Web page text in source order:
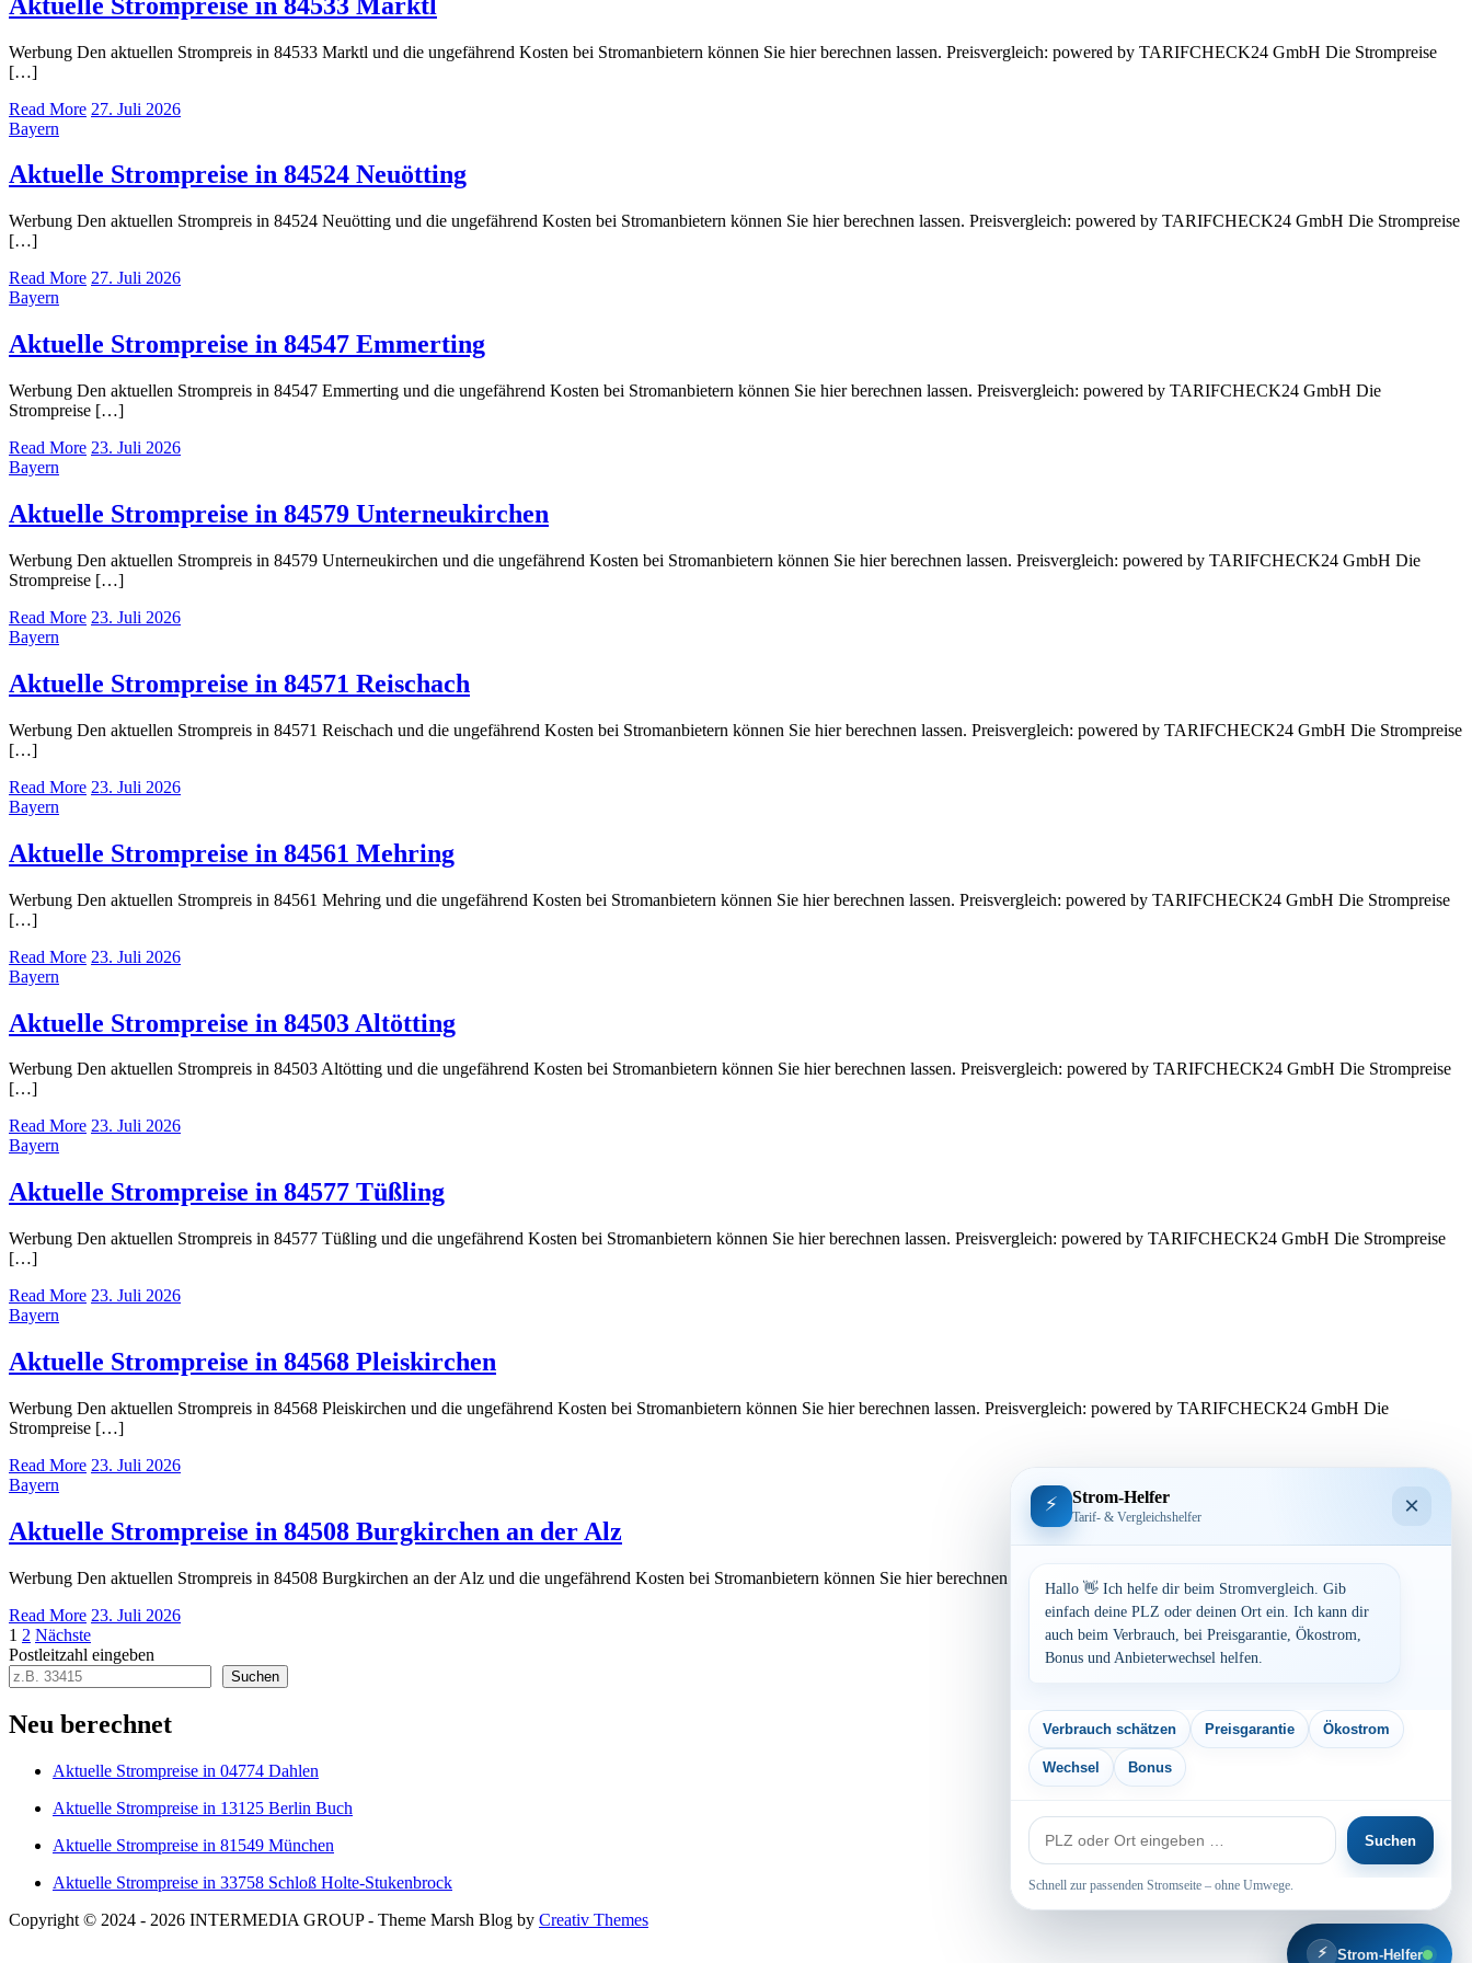
Werbung Den aktuellen Strompreis in 84533 Marktl und die ungefährend Kosten bei Stromanbietern können Sie hier berechnen lassen. Preisvergleich: powered by TARIFCHECK24 GmbH Die Strompreise
[…]
Read More 27. Juli 2026
Bayern
Aktuelle Strompreise in 84524 Neuötting
Werbung Den aktuellen Strompreis in 84524 Neuötting und die ungefährend Kosten bei Stromanbietern können Sie hier berechnen lassen. Preisvergleich: powered by TARIFCHECK24 GmbH Die Strompreise
[…]
Read More 27. Juli 2026
Bayern
Aktuelle Strompreise in 84547 Emmerting
Werbung Den aktuellen Strompreis in 84547 Emmerting und die ungefährend Kosten bei Stromanbietern können Sie hier berechnen lassen. Preisvergleich: powered by TARIFCHECK24 GmbH Die
Strompreise […]
Read More 23. Juli 2026
Bayern
Aktuelle Strompreise in 84579 Unterneukirchen
Werbung Den aktuellen Strompreis in 84579 Unterneukirchen und die ungefährend Kosten bei Stromanbietern können Sie hier berechnen lassen. Preisvergleich: powered by TARIFCHECK24 GmbH Die
Strompreise […]
Read More 23. Juli 2026
Bayern
Aktuelle Strompreise in 84571 Reischach
Werbung Den aktuellen Strompreis in 84571 Reischach und die ungefährend Kosten bei Stromanbietern können Sie hier berechnen lassen. Preisvergleich: powered by TARIFCHECK24 GmbH Die Strompreise
[…]
Read More 23. Juli 2026
Bayern
Aktuelle Strompreise in 84561 Mehring
Werbung Den aktuellen Strompreis in 84561 Mehring und die ungefährend Kosten bei Stromanbietern können Sie hier berechnen lassen. Preisvergleich: powered by TARIFCHECK24 GmbH Die Strompreise
[…]
Read More 23. Juli 2026
Bayern
Aktuelle Strompreise in 84503 Altötting
Werbung Den aktuellen Strompreis in 84503 Altötting und die ungefährend Kosten bei Stromanbietern können Sie hier berechnen lassen. Preisvergleich: powered by TARIFCHECK24 GmbH Die Strompreise
[…]
Read More 23. Juli 2026
Bayern
Aktuelle Strompreise in 84577 Tüßling
Werbung Den aktuellen Strompreis in 84577 Tüßling und die ungefährend Kosten bei Stromanbietern können Sie hier berechnen lassen. Preisvergleich: powered by TARIFCHECK24 GmbH Die Strompreise
[…]
Read More 23. Juli 2026
Bayern
Aktuelle Strompreise in 84568 Pleiskirchen
Werbung Den aktuellen Strompreis in 84568 Pleiskirchen und die ungefährend Kosten bei Stromanbietern können Sie hier berechnen lassen. Preisvergleich: powered by TARIFCHECK24 GmbH Die
Strompreise […]
Read More 23. Juli 2026
Bayern
Aktuelle Strompreise in 84508 Burgkirchen an der Alz
Werbung Den aktuellen Strompreis in 84508 Burgkirchen an der Alz und die ungefährend Kosten bei Stromanbietern können Sie hier berechnen lassen. Preisvergleich: powered by TARIFCHECK24 […]
Read More 23. Juli 2026
Seitennummerierung
der
Beiträge
1 2 Nächste
Postleitzahl eingeben
Suchen
Neu berechnet
Aktuelle Strompreise in 04774 Dahlen
Aktuelle Strompreise in 13125 Berlin Buch
Aktuelle Strompreise in 81549 München
Aktuelle Strompreise in 33758 Schloß Holte-Stukenbrock
Copyright © 2024 - 2026 INTERMEDIA GROUP - Theme Marsh Blog by Creativ Themes
⚡ Strom-Helfer
⚡ Strom-Helfer
Tarif- & Vergleichshelfer ×
Hallo 👋 Ich helfe dir beim Stromvergleich. Gib
einfach deine PLZ oder deinen Ort ein. Ich kann dir
auch beim Verbrauch, bei Preisgarantie, Ökostrom,
Bonus und Anbieterwechsel helfen.
Verbrauch schätzen Preisgarantie Ökostrom
Wechsel Bonus
PLZ
oder
Ort
Suchen
Schnell zur passenden Stromseite – ohne Umwege.